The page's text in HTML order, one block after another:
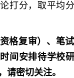
打分，取平均
格复审）、笔
间安排待学校
请密切关注。